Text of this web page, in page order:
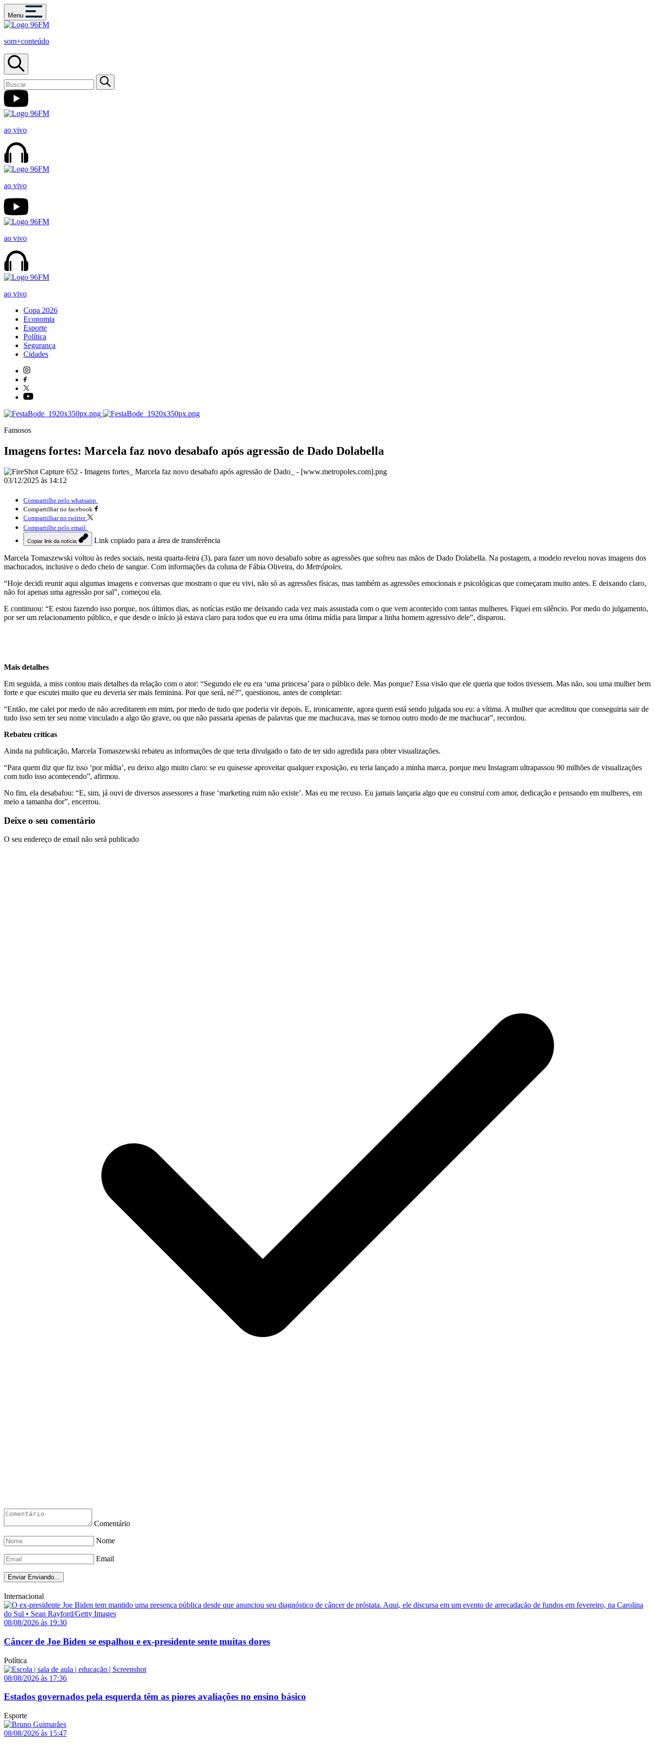
Menu
som+conteúdo
ao vivo
ao vivo
ao vivo
ao vivo
Copa 2026
Economia
Esporte
Política
Segurança
Cidades
Famosos
Imagens fortes: Marcela faz novo desabafo após agressão de Dado Dolabella
03/12/2025 às 14:12
Compartilhe pelo whatsapp
Compartilhar no facebook
Compartilhar no twitter
Compartilhe pelo email
Copiar link da notícia Link copiado para a área de transferência
Marcela Tomaszewski voltou às redes sociais, nesta quarta-feira (3), para fazer um novo desabafo sobre as agressões que sofreu nas mãos de Dado Dolabella. Na postagem, a modelo revelou novas imagens dos
machucados, inclusive o dedo cheio de sangue. Com informações da coluna de Fábia Oliveira, do Metrópoles.
“Hoje decidi reunir aqui algumas imagens e conversas que mostram o que eu vivi, não só as agressões físicas, mas também as agressões emocionais e psicológicas que começaram muito antes. E deixando claro,
não foi apenas uma agressão por sal”, começou ela.
E continuou: “E estou fazendo isso porque, nos últimos dias, as notícias estão me deixando cada vez mais assustada com o que vem acontecido com tantas mulheres. Fiquei em silêncio. Por medo do julgamento,
por ser um relacionamento público, e que desde o início já estava claro para todos que eu era uma ótima mídia para limpar a linha homem agressivo dele”, disparou.
Mais detalhes
Em seguida, a miss contou mais detalhes da relação com o ator: “Segundo ele eu era ‘uma princesa’ para o público dele. Mas porque? Essa visão que ele queria que todos tivessem. Mas não, sou uma mulher bem
forte e que escutei muito que eu deveria ser mais feminina. Por que será, né?”, questionou, antes de completar:
“Então, me calei por medo de não acreditarem em mim, por medo de tudo que poderia vir depois. E, ironicamente, agora quem está sendo julgada sou eu: a vítima. A mulher que acreditou que conseguiria sair de
tudo isso sem ter seu nome vinculado a algo tão grave, ou que não passaria apenas de palavras que me machucava, mas se tornou outro modo de me machucar”, recordou.
Rebateu críticas
Ainda na publicação, Marcela Tomaszewski rebateu as informações de que teria divulgado o fato de ter sido agredida para obter visualizações.
“Para quem diz que fiz isso ‘por mídia’, eu deixo algo muito claro: se eu quisesse aproveitar qualquer exposição, eu teria lançado a minha marca, porque meu Instagram ultrapassou 90 milhões de visualizações
com tudo isso acontecendo”, afirmou.
No fim, ela desabafou: “E, sim, já ouvi de diversos assessores a frase ‘marketing ruim não existe’. Mas eu me recuso. Eu jamais lançaria algo que eu construí com amor, dedicação e pensando em mulheres, em
meio a tamanha dor”, encerrou.
Deixe o seu comentário
O seu endereço de email não será publicado
Comentário
Nome
Email
Enviar Enviando...
Internacional
08/08/2026 às 19:30
Câncer de Joe Biden se espalhou e ex-presidente sente muitas dores
Política
08/08/2026 às 17:36
Estados governados pela esquerda têm as piores avaliações no ensino básico
Esporte
08/08/2026 às 15:47